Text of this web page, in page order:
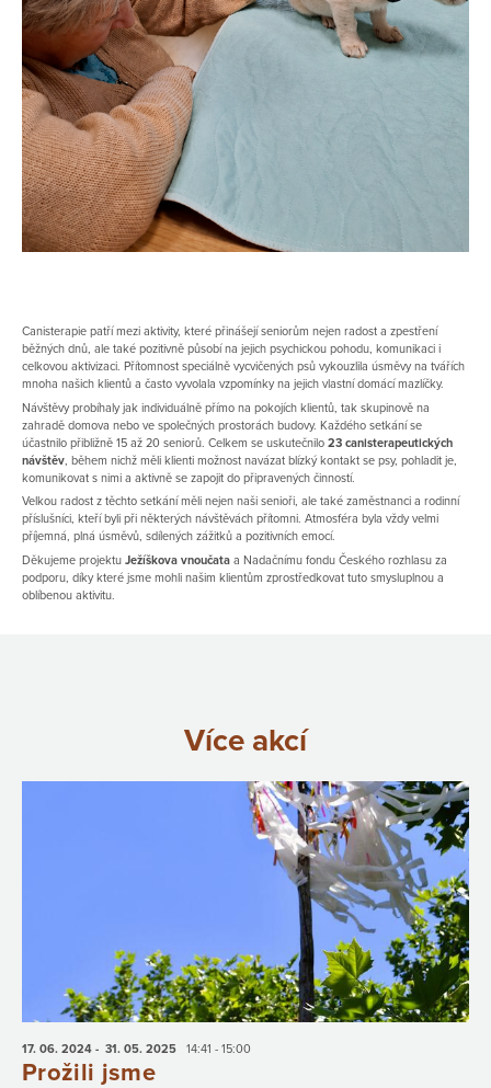
Canisterapie patří mezi aktivity, které přinášejí seniorům nejen radost a zpestření
běžných dnů, ale také pozitivně působí na jejich psychickou pohodu, komunikaci i
celkovou aktivizaci. Přítomnost speciálně vycvičených psů vykouzlila úsměvy na tvářích
mnoha našich klientů a často vyvolala vzpomínky na jejich vlastní domácí mazlíčky.
Návštěvy probíhaly jak individuálně přímo na pokojích klientů, tak skupinově na
zahradě domova nebo ve společných prostorách budovy. Každého setkání se
účastnilo přibližně 15 až 20 seniorů. Celkem se uskutečnilo 23 canisterapeutických
návštěv, během nichž měli klienti možnost navázat blízký kontakt se psy, pohladit je,
komunikovat s nimi a aktivně se zapojit do připravených činností.
Velkou radost z těchto setkání měli nejen naši senioři, ale také zaměstnanci a rodinní
příslušníci, kteří byli při některých návštěvách přítomni. Atmosféra byla vždy velmi
příjemná, plná úsměvů, sdílených zážitků a pozitivních emocí.
Děkujeme projektu Ježíškova vnoučata a Nadačnímu fondu Českého rozhlasu za
podporu, díky které jsme mohli našim klientům zprostředkovat tuto smysluplnou a
oblíbenou aktivitu.
Více akcí
17. 06. 2024 - 31. 05. 2025 14:41 - 15:00
Prožili jsme